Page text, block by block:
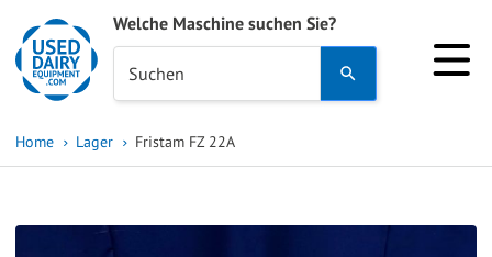
Welche Maschine suchen Sie?
Suchen
Home Lager Fristam FZ 22A